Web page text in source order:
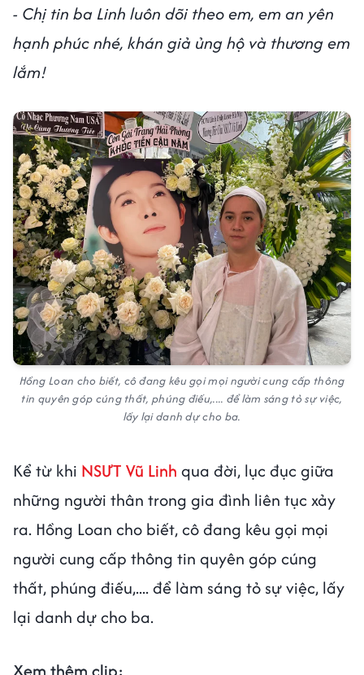
- Chị tin ba Linh luôn dõi theo em, em an yên
hạnh phúc nhé, khán giả ủng hộ và thương em
lắm!
Hồng Loan cho biết, cô đang kêu gọi mọi người cung cấp thông
tin quyên góp cúng thất, phúng điếu,.... để làm sáng tỏ sự việc,
lấy lại danh dự cho ba.
Kể từ khi NSƯT Vũ Linh qua đời, lục đục giữa
những người thân trong gia đình liên tục xảy
ra. Hồng Loan cho biết, cô đang kêu gọi mọi
người cung cấp thông tin quyên góp cúng
thất, phúng điếu,.... để làm sáng tỏ sự việc, lấy
lại danh dự cho ba.
Xem thêm clip: